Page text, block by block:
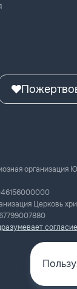
Церковь